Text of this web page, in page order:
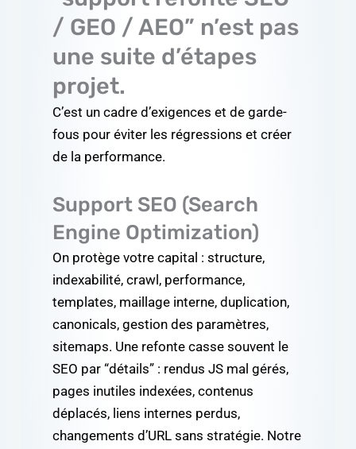
/ GEO / AEO” n’est pas
une suite d’étapes
projet.
C’est un cadre d’exigences et de garde-
fous pour éviter les régressions et créer
de la performance.
Support SEO (Search
Engine Optimization)
On protège votre capital : structure,
indexabilité, crawl, performance,
templates, maillage interne, duplication,
canonicals, gestion des paramètres,
sitemaps. Une refonte casse souvent le
SEO par “détails” : rendus JS mal gérés,
pages inutiles indexées, contenus
déplacés, liens internes perdus,
changements d’URL sans stratégie. Notre